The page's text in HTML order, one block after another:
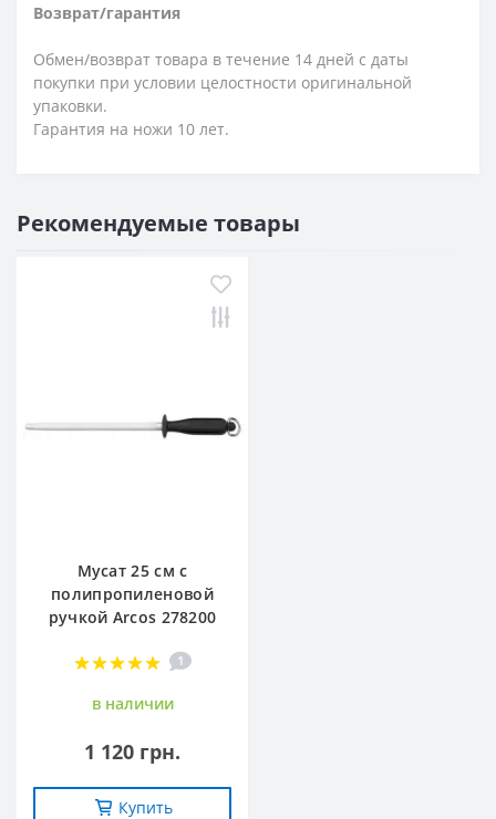
Возврат/гарантия
Обмен/возврат товара в течение 14 дней с даты
покупки при условии целостности оригинальной
упаковки.
Гарантия на ножи 10 лет.
Рекомендуемые товары
Мусат 25 см с
полипропиленовой
ручкой Arcos 278200
1
в наличии
1 120 грн.
Купить